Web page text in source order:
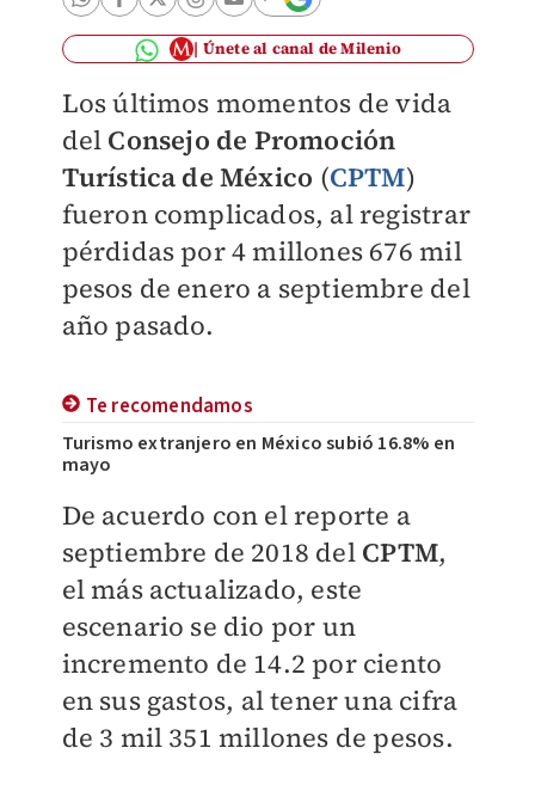
Únete al canal de Milenio
Los últimos momentos de vida
del Consejo de Promoción
Turística de México (CPTM)
fueron complicados, al registrar
pérdidas por 4 millones 676 mil
pesos de enero a septiembre del
año pasado.
Te recomendamos
Turismo extranjero en México subió 16.8% en
mayo
De acuerdo con el reporte a
septiembre de 2018 del CPTM,
el más actualizado, este
escenario se dio por un
incremento de 14.2 por ciento
en sus gastos, al tener una cifra
de 3 mil 351 millones de pesos.